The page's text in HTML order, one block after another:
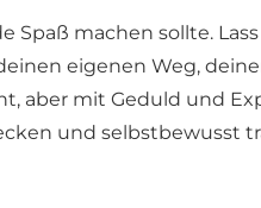
Spaß machen sollte.
eigenen Weg,
aber mit Geduld und
und selbstbewusst